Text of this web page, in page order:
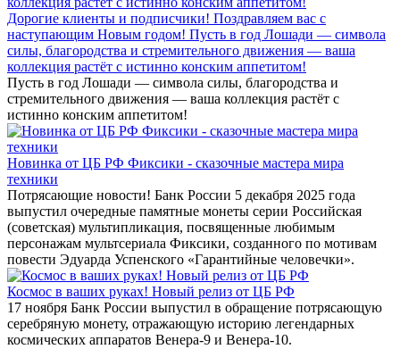
Дорогие клиенты и подписчики! Поздравляем вас с
наступающим Новым годом! Пусть в год Лошади — символа
силы, благородства и стремительного движения — ваша
коллекция растёт с истинно конским аппетитом!
Пусть в год Лошади — символа силы, благородства и
стремительного движения — ваша коллекция растёт с
истинно конским аппетитом!
Новинка от ЦБ РФ Фиксики - сказочные мастера мира
техники
Потрясающие новости! Банк России 5 декабря 2025 года
выпустил очередные памятные монеты серии Российская
(советская) мультипликация, посвященные любимым
персонажам мультсериала Фиксики, созданного по мотивам
повести Эдуарда Успенского «Гарантийные человечки».
Космос в ваших руках! Новый релиз от ЦБ РФ
17 ноября Банк России выпустил в обращение потрясающую
серебряную монету, отражающую историю легендарных
космических аппаратов Венера-9 и Венера-10.